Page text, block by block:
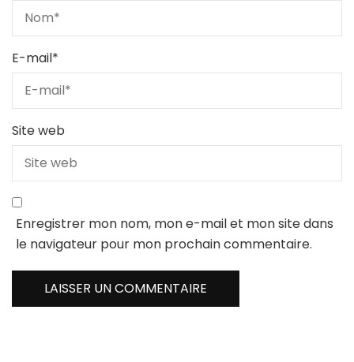
E-mail*
Site web
Enregistrer mon nom, mon e-mail et mon site dans
le navigateur pour mon prochain commentaire.